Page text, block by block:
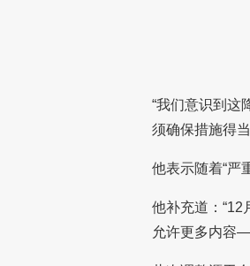
“我们意识到这
须确保措施得
他表示随着“严
他补充道：“12
允许更多内容